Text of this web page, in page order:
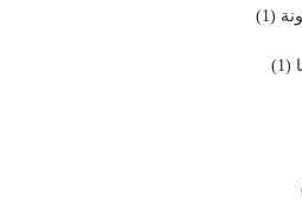
(1)
(1)